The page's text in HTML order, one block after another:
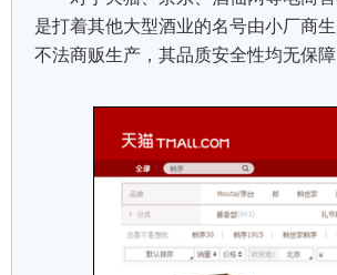
是打着其他大型酒业的名号由小厂商
不法商贩生产，其品质安全性均无保障